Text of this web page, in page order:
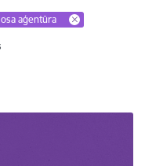
aģentūra